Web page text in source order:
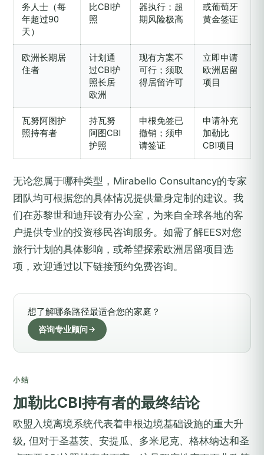
务人士（每
年超过90
天）
比CBI护
照
器执行；超
期风险极高
或葡萄牙
黄金签证
欧洲长期居
住者
计划通
过CBI护
照长居
欧洲
现有方案不
可行；须取
得居留许可
立即申请
欧洲居留
项目
瓦努阿图护
照持有者
持瓦努
阿图CBI
护照
申根免签已
撤销；须申
请签证
申请补充
加勒比
CBI项目
无论您属于哪种类型，Mirabello Consultancy的专家
团队均可根据您的具体情况提供量身定制的建议。我
们在苏黎世和迪拜设有办公室，为来自全球各地的客
户提供专业的投资移民咨询服务。如需了解EES对您
旅行计划的具体影响，或希望探索欧洲居留项目选
项，欢迎通过以下链接预约免费咨询。
想了解哪条路径最适合您的家庭？
咨询专业顾问
小结
加勒比CBI持有者的最终结论
欧盟入境离境系统代表着申根边境基础设施的重大升
级, 但对于圣基茨、安提瓜、多米尼克、格林纳达和圣